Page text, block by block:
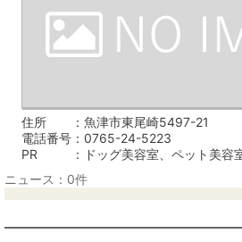
住所
魚津市東尾崎5497-21
電話番号
0765-24-5223
PR
ドッグ美容室、ペット美容
ニュース：0件